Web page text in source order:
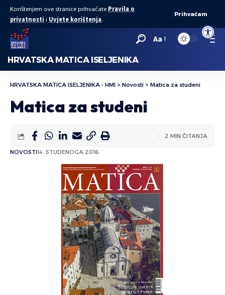
Open
Korištenjem ove stranice prihvaćate Pravila o
privatnosti i Uvjete korištenja.
Prihvaćam
Aa
HRVATSKA MATICA ISELJENIKA
HRVATSKA MATICA ISELJENIKA - HMI > Novosti > Matica za studeni
Matica za studeni
NOVOSTI14. STUDENOGA 2016.
2 MIN ČITANJA